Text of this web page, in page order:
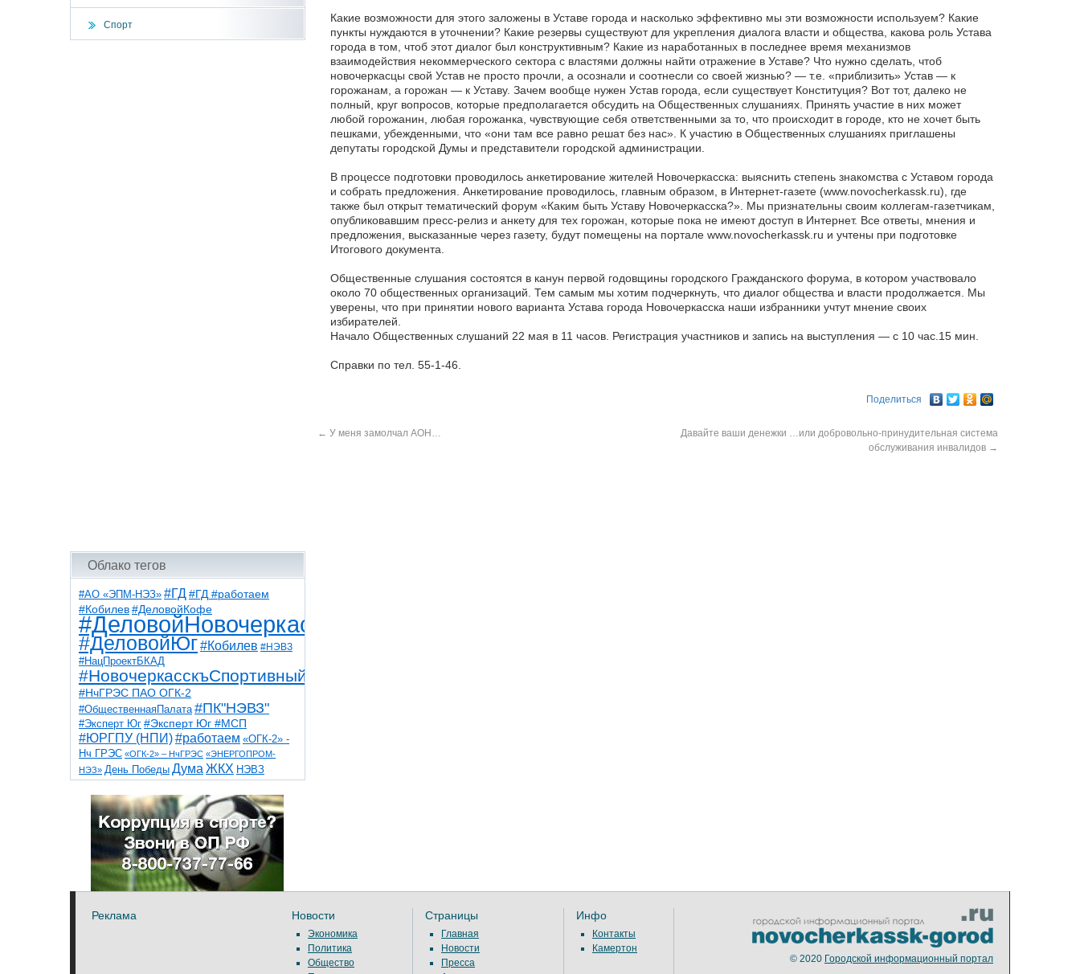
Спорт
Облако тегов
#АО «ЭПМ-НЭЗ» #ГД #ГД #работаем
#Кобилев #ДеловойКофе
#ДеловойНовочеркасск
#ДеловойЮг#Кобилев #НЭВЗ
#НацПроектБКАД
#НовочеркасскъСпортивный
#НчГРЭС ПАО ОГК-2
#ОбщественнаяПалата #ПК"НЭВЗ"
#Эксперт Юг #Эксперт Юг #МСП
#ЮРГПУ (НПИ)#работаем «ОГК-2» -
Нч ГРЭС «ОГК-2» – НчГРЭС «ЭНЕРГОПРОМ-
НЭЗ» День Победы Дума ЖКХ НЭВЗ
НчГРЭС ТНТ
благоустройствоветераны выборы
детидороги казаки коррупция космос
общественная палата парк пожар роща
спорт театр транспорт художники
Какие возможности для этого заложены в Уставе города и насколько эффективно мы эти возможности используем? Какие
пункты нуждаются в уточнении? Какие резервы существуют для укрепления диалога власти и общества, какова роль Устава
города в том, чтоб этот диалог был конструктивным? Какие из наработанных в последнее время механизмов
взаимодействия некоммерческого сектора с властями должны найти отражение в Уставе? Что нужно сделать, чтоб
новочеркасцы свой Устав не просто прочли, а осознали и соотнесли со своей жизнью? — т.е. «приблизить» Устав — к
горожанам, а горожан — к Уставу. Зачем вообще нужен Устав города, если существует Конституция? Вот тот, далеко не
полный, круг вопросов, которые предполагается обсудить на Общественных слушаниях. Принять участие в них может
любой горожанин, любая горожанка, чувствующие себя ответственными за то, что происходит в городе, кто не хочет быть
пешками, убежденными, что «они там все равно решат без нас». К участию в Общественных слушаниях приглашены
депутаты городской Думы и представители городской администрации.
В процессе подготовки проводилось анкетирование жителей Новочеркасска: выяснить степень знакомства с Уставом города
и собрать предложения. Анкетирование проводилось, главным образом, в Интернет-газете (www.novocherkassk.ru), где
также был открыт тематический форум «Каким быть Уставу Новочеркасска?». Мы признательны своим коллегам-газетчикам,
опубликовавшим пресс-релиз и анкету для тех горожан, которые пока не имеют доступ в Интернет. Все ответы, мнения и
предложения, высказанные через газету, будут помещены на портале www.novocherkassk.ru и учтены при подготовке
Итогового документа.
Общественные слушания состоятся в канун первой годовщины городского Гражданского форума, в котором участвовало
около 70 общественных организаций. Тем самым мы хотим подчеркнуть, что диалог общества и власти продолжается. Мы
уверены, что при принятии нового варианта Устава города Новочеркасска наши избранники учтут мнение своих
избирателей.
Начало Общественных слушаний 22 мая в 11 часов. Регистрация участников и запись на выступления — с 10 час.15 мин.
Справки по тел. 55-1-46.
Поделиться
← У меня замолчал АОН…
Давайте ваши денежки …или добровольно-принудительная система
обслуживания инвалидов →
Реклама Новости
Экономика
Политика
Общество
Страницы
Главная
Новости
Пресса
Инфо
Контакты
Камертон
© 2020 Городской информационный портал